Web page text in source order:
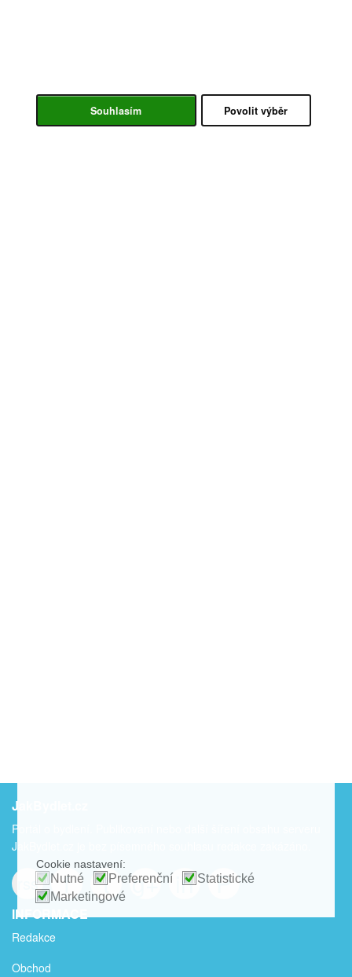
JakBydlet.cz
Portál o bydlení. Publikování nebo další šíření obsahu serveru
JakBydlet.cz je bez písemného souhlasu redakce zakázáno.
rss f t g+ in P
INFORMACE
Redakce
Obchod
Souhlasím Povolit výběr
Cookie nastavení:
Nutné Preferenční
Statistické
Marketingové